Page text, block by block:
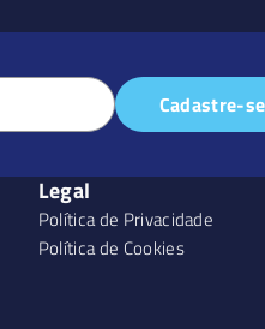
Cadastre-se
Legal
Política de Privacidade
Política de Cookies